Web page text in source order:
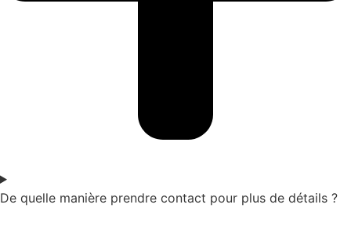
De quelle manière prendre contact pour plus de détails ?